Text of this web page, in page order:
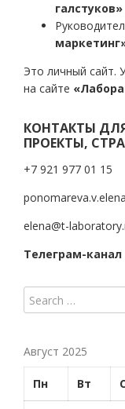
галстуков»
Это личный сайт.
на сайте
КОНТАКТЫ
ПРОЕКТЫ,
+7 921 977 01 15
elena@t-
Телеграм-канал
Август 2025
Пн Вт